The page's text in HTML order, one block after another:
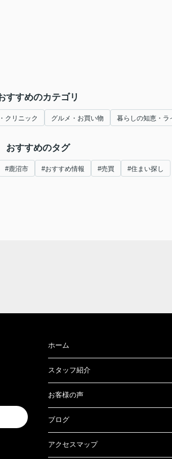
すすめのカテゴリ
クリニック グルメ・お買い物 暮らしの知恵・ラ
おすすめのタグ
#鹿沼市 #おすすめ情報 #売買 #住まい探し
ホーム
スタッフ紹介
お客様の声
ブログ
アクセスマップ